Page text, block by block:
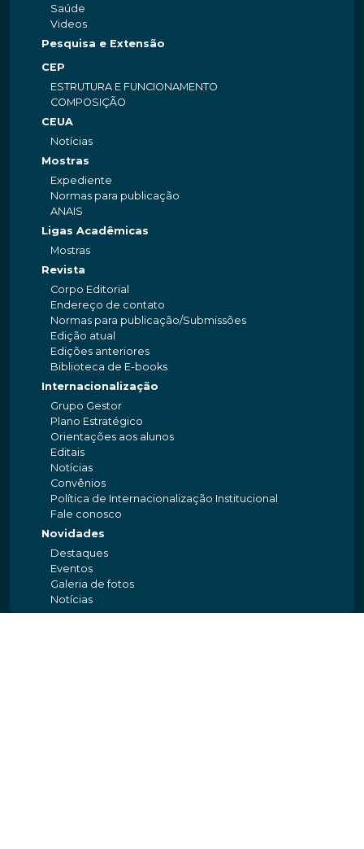
Saúde
Videos
Pesquisa e Extensão
CEP
ESTRUTURA E FUNCIONAMENTO
COMPOSIÇÃO
CEUA
Notícias
Mostras
Expediente
Normas para publicação
ANAIS
Ligas Acadêmicas
Mostras
Revista
Corpo Editorial
Endereço de contato
Normas para publicação/Submissões
Edição atual
Edições anteriores
Biblioteca de E-books
Internacionalização
Grupo Gestor
Plano Estratégico
Orientações aos alunos
Editais
Notícias
Convênios
Política de Internacionalização Institucional
Fale conosco
Novidades
Destaques
Eventos
Galeria de fotos
Notícias